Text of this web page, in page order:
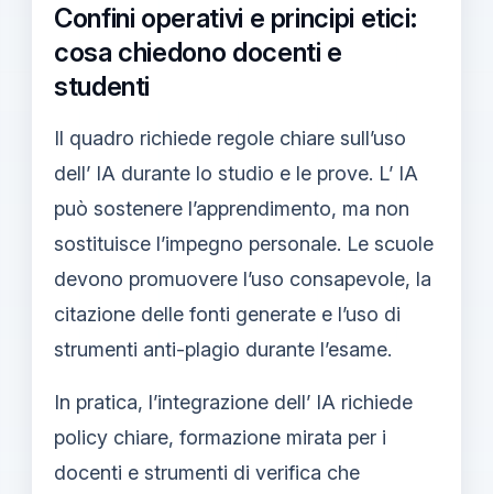
Confini operativi e principi etici:
cosa chiedono docenti e
studenti
Il quadro richiede regole chiare sull’uso
dell’ IA durante lo studio e le prove. L’ IA
può sostenere l’apprendimento, ma non
sostituisce l’impegno personale. Le scuole
devono promuovere l’uso consapevole, la
citazione delle fonti generate e l’uso di
strumenti anti-plagio durante l’esame.
In pratica, l’integrazione dell’ IA richiede
policy chiare, formazione mirata per i
docenti e strumenti di verifica che